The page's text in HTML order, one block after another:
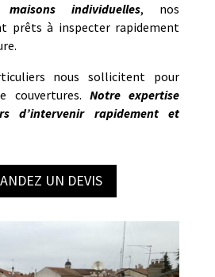
individuelles, nos
prêts à inspecter rapidement
nous sollicitent pour
couvertures. Notre expertise
d’intervenir rapidement et
UN DEVIS